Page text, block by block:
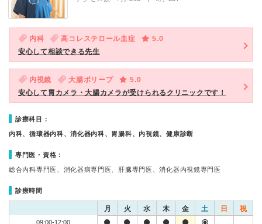
内科 高コレステロール血症
5.0
安心して相談できる先生
内視鏡 大腸ポリープ
5.0
安心して胃カメラ・大腸カメラが受けられるクリニックです！
診療科目：
内科、循環器内科、消化器内科、胃腸科、内視鏡、健康診断
専門医・資格：
総合内科専門医、消化器病専門医、肝臓専門医、消化器内視鏡専門医
診療時間
月 火 水 木 金 土 日 祝
09:00-12:00